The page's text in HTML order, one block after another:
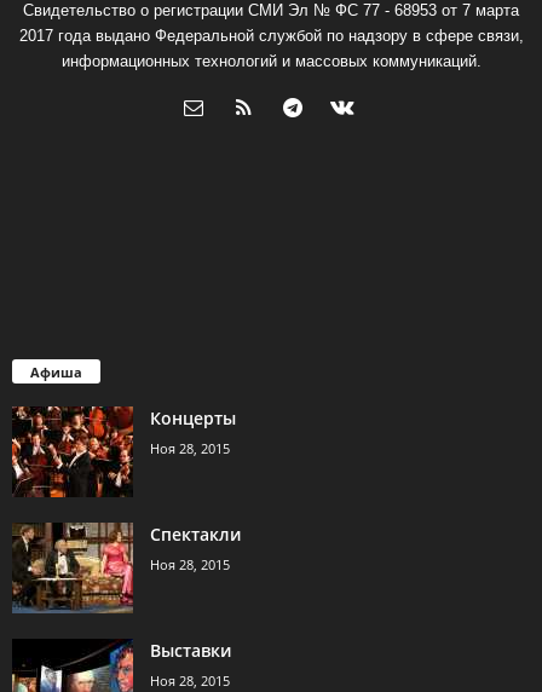
Свидетельство о регистрации СМИ Эл № ФС 77 - 68953 от 7 марта
2017 года выдано Федеральной службой по надзору в сфере связи,
информационных технологий и массовых коммуникаций.
Афиша
Концерты
Ноя 28, 2015
Спектакли
Ноя 28, 2015
Выставки
Ноя 28, 2015